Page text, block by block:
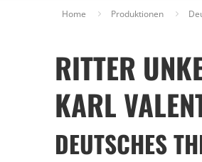
Home Produktionen
RITTER
KARL
DEUTSCHES